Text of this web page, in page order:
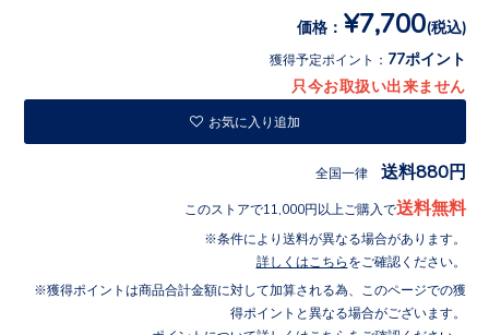
価格： ¥7,700(税込)
獲得予定ポイント： 77ポイント
只今お取扱い出来ません
お気に入り追加
全国一律 送料880円
このストアで11,000円以上ご購入で送料無料
条件により送料が異なる場合があります。
詳しくはこちら をご確認ください。
獲得ポイントは商品合計金額に対して加算される為、このページでの獲
得ポイントと異なる場合がございます。